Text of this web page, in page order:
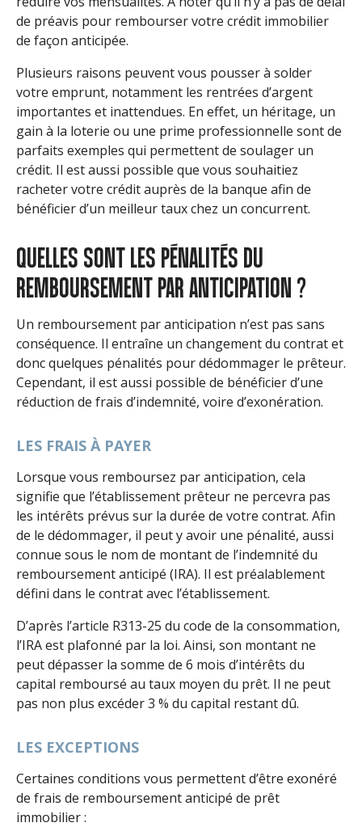
de préavis pour rembourser votre crédit immobilier
de façon anticipée.
Plusieurs raisons peuvent vous pousser à solder
votre emprunt, notamment les rentrées d’argent
importantes et inattendues. En effet, un héritage, un
gain à la loterie ou une prime professionnelle sont de
parfaits exemples qui permettent de soulager un
crédit. Il est aussi possible que vous souhaitiez
racheter votre crédit auprès de la banque afin de
bénéficier d’un meilleur taux chez un concurrent.
QUELLES SONT LES PÉNALITÉS DU
REMBOURSEMENT PAR ANTICIPATION ?
Un remboursement par anticipation n’est pas sans
conséquence. Il entraîne un changement du contrat et
donc quelques pénalités pour dédommager le prêteur.
Cependant, il est aussi possible de bénéficier d’une
réduction de frais d’indemnité, voire d’exonération.
LES FRAIS À PAYER
Lorsque vous remboursez par anticipation, cela
signifie que l’établissement prêteur ne percevra pas
les intérêts prévus sur la durée de votre contrat. Afin
de le dédommager, il peut y avoir une pénalité, aussi
connue sous le nom de montant de l’indemnité du
remboursement anticipé (IRA). Il est préalablement
défini dans le contrat avec l’établissement.
D’après l’article R313-25 du code de la consommation,
l’IRA est plafonné par la loi. Ainsi, son montant ne
peut dépasser la somme de 6 mois d’intérêts du
capital remboursé au taux moyen du prêt. Il ne peut
pas non plus excéder 3 % du capital restant dû.
LES EXCEPTIONS
Certaines conditions vous permettent d’être exonéré
de frais de remboursement anticipé de prêt
immobilier :